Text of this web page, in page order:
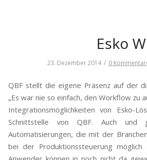
Esko
23. Dezember 2014 / 0
QBF stellt die eigene Präsenz auf der
„Es war nie so einfach, den Workflow zu
Integrationsmöglichkeiten von Esko-
Schnittstelle von QBF. Auch und
Automatisierungen, die mit der
bei der Produktionssteuerung